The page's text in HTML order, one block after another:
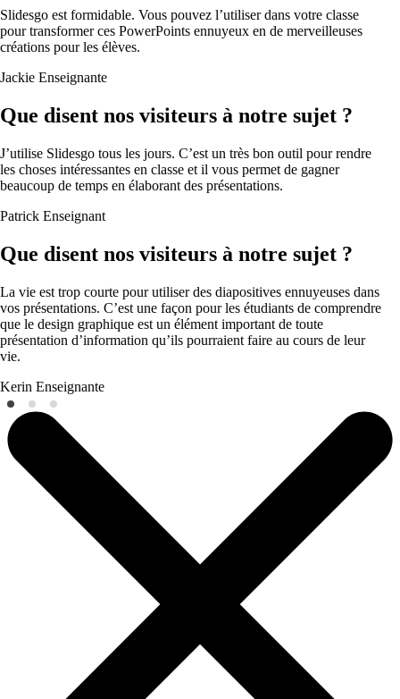
Slidesgo est formidable. Vous pouvez l’utiliser dans votre classe
pour transformer ces PowerPoints ennuyeux en de merveilleuses
créations pour les élèves.
Jackie Enseignante
Que disent nos visiteurs à notre sujet ?
J’utilise Slidesgo tous les jours. C’est un très bon outil pour rendre
les choses intéressantes en classe et il vous permet de gagner
beaucoup de temps en élaborant des présentations.
Patrick Enseignant
Que disent nos visiteurs à notre sujet ?
La vie est trop courte pour utiliser des diapositives ennuyeuses dans
vos présentations. C’est une façon pour les étudiants de comprendre
que le design graphique est un élément important de toute
présentation d’information qu’ils pourraient faire au cours de leur
vie.
Kerin Enseignante